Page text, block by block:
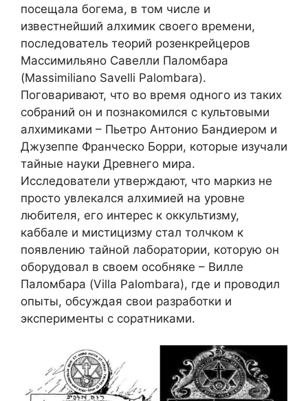
посещала богема, в том числе и
известнейший алхимик своего времени,
последователь теорий розенкрейцеров
Массимильяно Савелли Паломбара
(Massimiliano Savelli Palombara).
Поговаривают, что во время одного из таких
собраний он и познакомился с культовыми
алхимиками – Пьетро Антонио Бандиером и
Джузеппе Франческо Борри, которые изучали
тайные науки Древнего мира.
Исследователи утверждают, что маркиз не
просто увлекался алхимией на уровне
любителя, его интерес к оккультизму,
каббале и мистицизму стал толчком к
появлению тайной лаборатории, которую он
оборудовал в своем особняке – Вилле
Паломбара (Villa Palombara), где и проводил
опыты, обсуждая свои разработки и
эксперименты с соратниками.